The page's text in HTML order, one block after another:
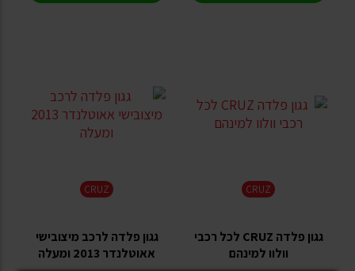
CRUZ
גגון פלדה CRUZ לכל רכבי
וולוו למינהם
CRUZ
גגון פלדה לרכב מיצובישי
אאוטלנדר 2013 ומעלה